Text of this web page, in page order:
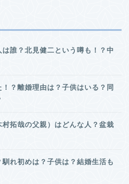
は誰？北見健二という噂も！？中
？離婚理由は？子供はいる？同
村拓哉の父親）はどんな人？盆栽
れ初めは？子供は？結婚生活も